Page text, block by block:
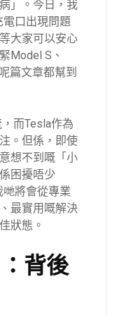
」。今日，我
口出現問題
大家可以安心
Model S、
篇文章都幫到
而Tesla作為
。但係，即使
想不到嘅「小
困擾唔少
將會從專業
最實用嘅解決
狀態。
背後